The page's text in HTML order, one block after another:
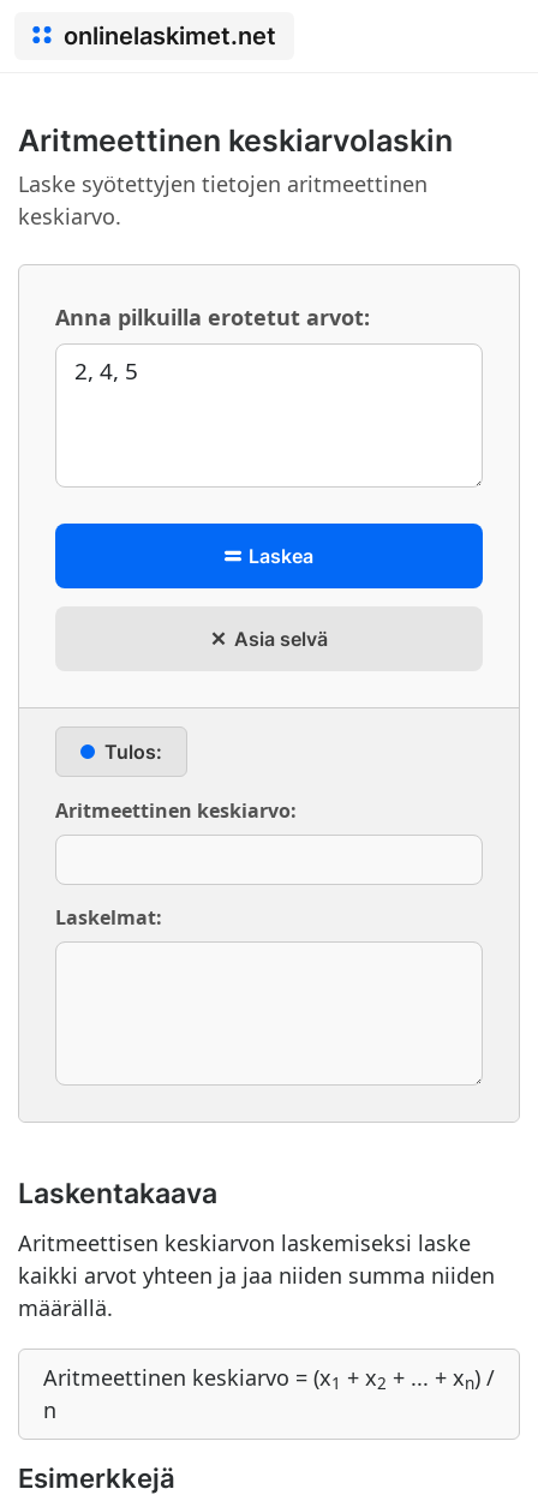
onlinelaskimet.net
Aritmeettinen keskiarvolaskin
Laske syötettyjen tietojen aritmeettinen
keskiarvo.
Anna pilkuilla erotetut arvot:
Laskea
Asia selvä
Tulos:
Aritmeettinen keskiarvo:
Laskelmat:
Laskentakaava
Aritmeettisen keskiarvon laskemiseksi laske
kaikki arvot yhteen ja jaa niiden summa niiden
määrällä.
Aritmeettinen keskiarvo = (x1 + x2 + ... + xn) /
n
Esimerkkejä